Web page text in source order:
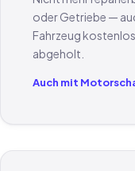
oder Getriebe —
Fahrzeug
abgeholt.
Auch mit